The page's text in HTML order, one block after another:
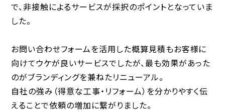
で、非接触によるサービスが採択のポイントとなっていま
した。
お問い合わせフォームを活用した概算見積もお客様に
向けてウケが良いサービスでしたが、最も効果があった
のがブランディングを兼ねたリニューアル。
自社の強み（得意な工事・リフォーム）を分かりやすく伝
えることで依頼の増加に繋がりました。